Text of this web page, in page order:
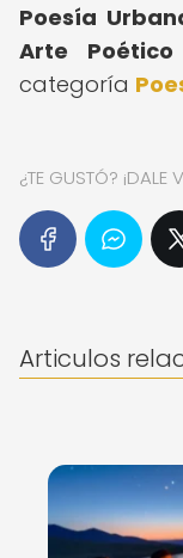
Poesía
Arte Poético
categoría
¿TE GUSTÓ? ¡DALE
Articulos